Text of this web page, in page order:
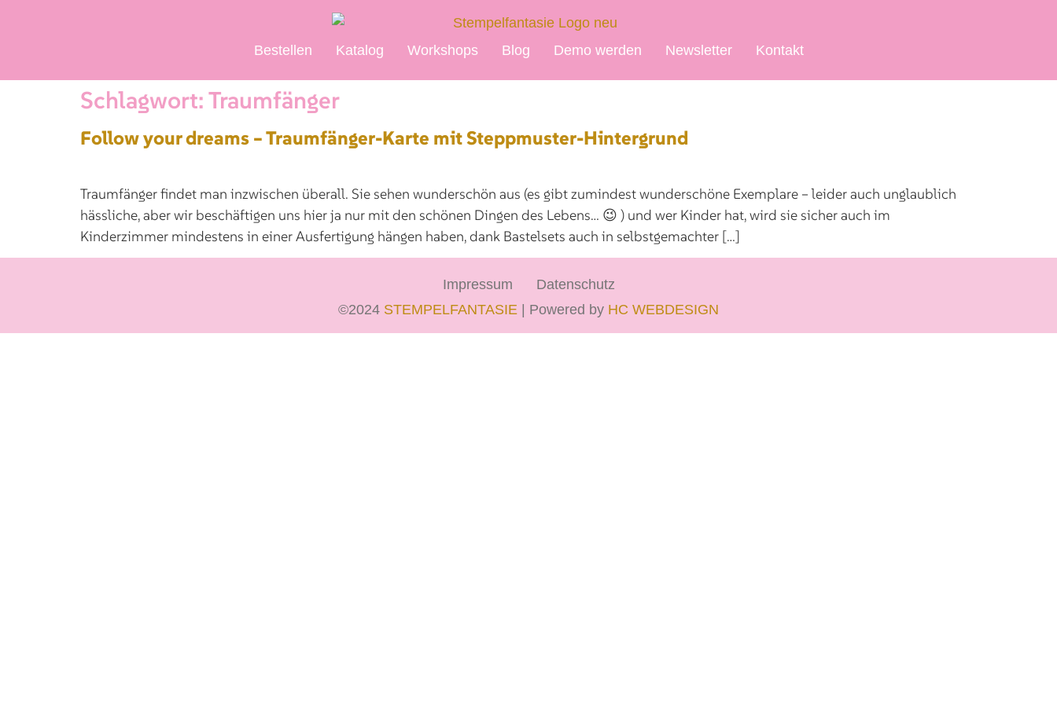
Bestellen Katalog Workshops Blog Demo werden Newsletter Kontakt
Schlagwort:Traumfänger
Follow your dreams – Traumfänger-Karte mit Steppmuster-Hintergrund
Traumfänger findet man inzwischen überall. Sie sehen wunderschön aus (es gibt zumindest wunderschöne Exemplare – leider auch unglaublich
hässliche, aber wir beschäftigen uns hier ja nur mit den schönen Dingen des Lebens… 😉 ) und wer Kinder hat, wird sie sicher auch im
Kinderzimmer mindestens in einer Ausfertigung hängen haben, dank Bastelsets auch in selbstgemachter […]
Impressum
Datenschutz
©2024 STEMPELFANTASIE | Powered by HC WEBDESIGN